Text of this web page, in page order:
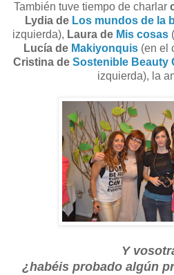
También tuve tiempo de charlar
Lydia de Los mundos de la
izquierda), Laura de Mis cosas
Lucía de Makiyonquis (en el
Cristina de Sostenible Beauty
izquierda), la
Y
¿habéis probado algún